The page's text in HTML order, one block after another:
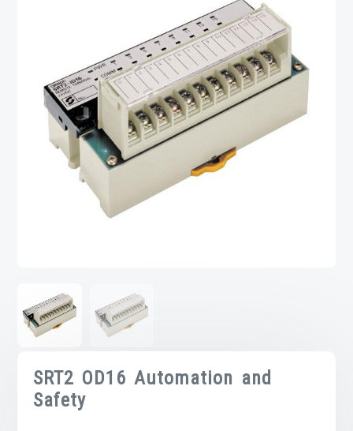
SRT2 OD16 Automation and
Safety